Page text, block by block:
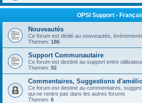
OPSI Support -
Nouveautés
Ce forum est dédié au nouveautés,
Themen: 186
Support Communautaire
Ce forum est destiné au support entre
Themen: 92
Commentaires, Suggestions
Ce forum est destiné au commentaires,
qui ne rentre pas dans les autres forums
Themen: 6